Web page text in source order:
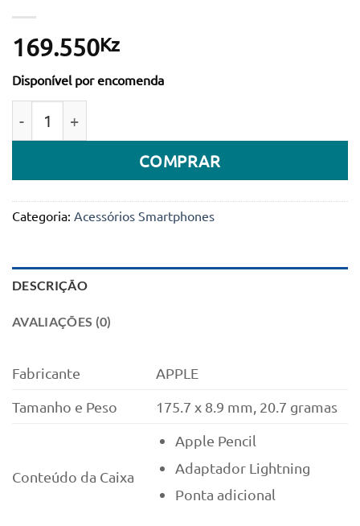
169.550Kz
Disponível por encomenda
COMPRAR
Categoria: Acessórios Smartphones
DESCRIÇÃO
AVALIAÇÕES (0)
Fabricante
APPLE
Tamanho e Peso
175.7 x 8.9 mm, 20.7 gramas
Conteúdo da Caixa
Apple Pencil
Adaptador Lightning
Ponta adicional